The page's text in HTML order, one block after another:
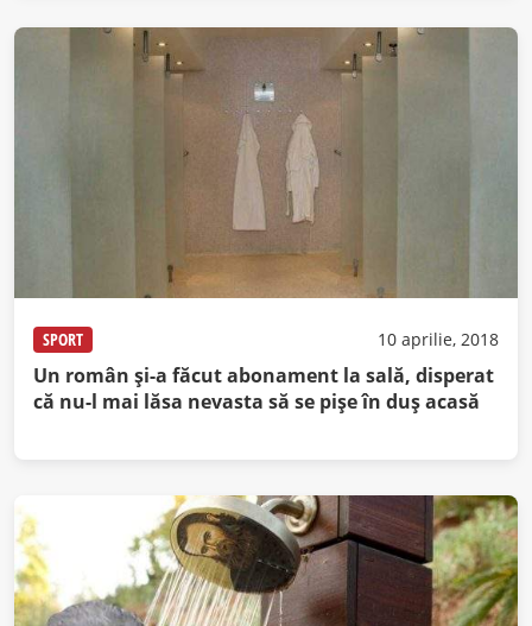
SPORT 10 aprilie, 2018
Un român şi-a făcut abonament la sală, disperat
că nu-l mai lăsa nevasta să se pişe în duş acasă